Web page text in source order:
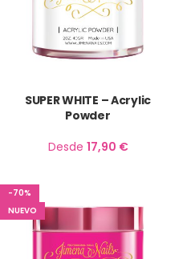
SUPER WHITE – Acrylic
Powder
Desde 17,90 €
-70%
NUEVO